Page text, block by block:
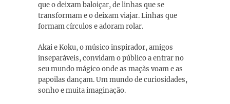
que o deixam baloiçar, de linhas que se
transformam e o deixam viajar. Linhas que
formam círculos e adoram rolar.
Akai e Koku, o músico inspirador, amigos
inseparáveis, convidam o público a entrar no
seu mundo mágico onde as maçãs voam e as
papoilas dançam. Um mundo de curiosidades,
sonho e muita imaginação.